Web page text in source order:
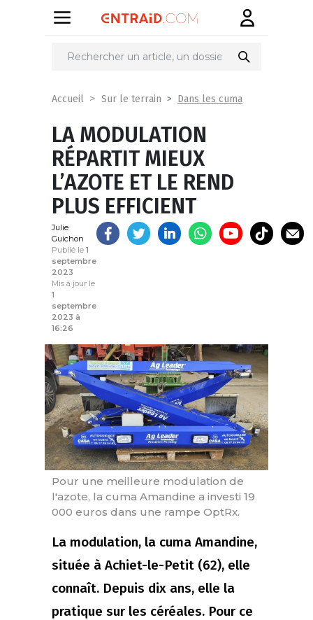
Partager
Accueil Sur le terrain Dans les cuma
LA MODULATION
RÉPARTIT MIEUX
L’AZOTE ET LE REND
PLUS EFFICIENT
Julie
Guichon
Publié le 1
septembre
2023
Mis à jour le
1
septembre
2023 à
16:26
Pour une meilleure modulation de
l'azote, la cuma Amandine a investi 19
000 euros dans une rampe OptRx.
La modulation, la cuma Amandine,
située à Achiet-le-Petit (62), elle
connaît. Depuis dix ans, elle la
pratique sur les céréales. Pour ce